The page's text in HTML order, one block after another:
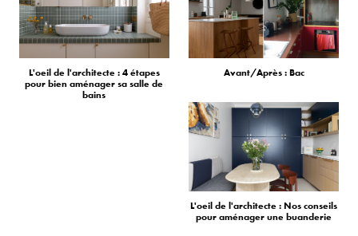
L'oeil de l'architecte : 4 étapes
pour bien aménager sa salle de
bains
Avant/Après : Bac
L'oeil de l'architecte : Nos conseils
pour aménager une buanderie